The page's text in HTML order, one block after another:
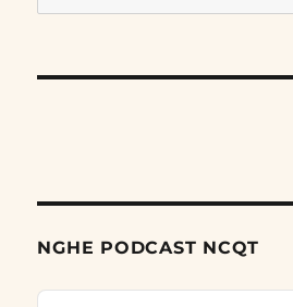
for:
NGHE PODCAST NCQT
Audio